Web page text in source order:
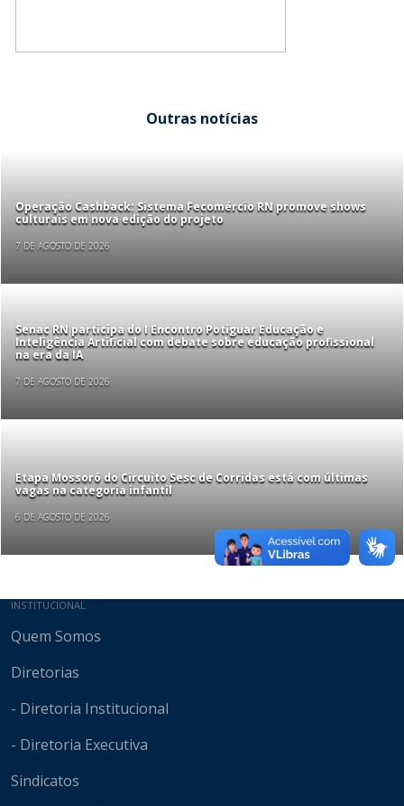
Outras notícias
Operação Cashback: Sistema Fecomércio RN promove shows
culturais em nova edição do projeto
7 DE AGOSTO DE 2026
Senac RN participa do I Encontro Potiguar Educação e
Inteligência Artificial com debate sobre educação profissional
na era da IA
7 DE AGOSTO DE 2026
Etapa Mossoró do Circuito Sesc de Corridas está com últimas
vagas na categoria infantil
6 DE AGOSTO DE 2026
Mapa do site
INSTITUCIONAL
Quem Somos
Diretorias
- Diretoria Institucional
- Diretoria Executiva
Sindicatos